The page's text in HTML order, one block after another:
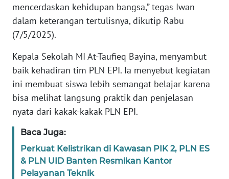
mencerdaskan kehidupan bangsa,” tegas Iwan
dalam keterangan tertulisnya, dikutip Rabu
(7/5/2025).
Kepala Sekolah MI At-Taufieq Bayina, menyambut
baik kehadiran tim PLN EPI. Ia menyebut kegiatan
ini membuat siswa lebih semangat belajar karena
bisa melihat langsung praktik dan penjelasan
nyata dari kakak-kakak PLN EPI.
Baca Juga:
Perkuat Kelistrikan di Kawasan PIK 2, PLN ES
& PLN UID Banten Resmikan Kantor
Pelayanan Teknik
PAPUA
BARAT
RIAU
WN
SERAMBI
JAMBI
WN
SULTRA